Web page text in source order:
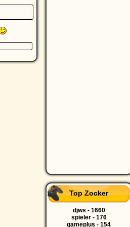
Top Zocker
djws - 1660
spieler - 176
gameplus - 154